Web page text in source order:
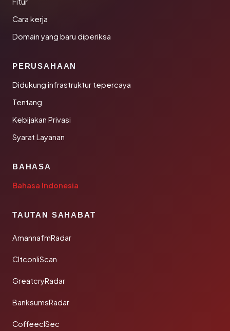
Cara kerja
Domain yang baru diperiksa
PERUSAHAAN
Didukung infrastruktur tepercaya
Tentang
Kebijakan Privasi
Syarat Layanan
BAHASA
Bahasa Indonesia
TAUTAN SAHABAT
AmannafmRadar
CltconliScan
GreatcryRadar
BanksumsRadar
CoffeeclSec